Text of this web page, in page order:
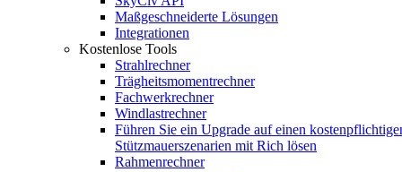
Maßgeschneiderte Lösungen
Integrationen
Kostenlose Tools
Strahlrechner
Trägheitsmomentrechner
Fachwerkrechner
Windlastrechner
Führen Sie ein Upgrade auf einen
Stützmauerszenarien mit Rich lösen
Rahmenrechner